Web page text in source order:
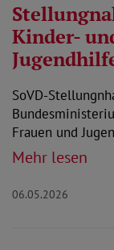
Kinder-
SoVD-
Frauen und
Mehr lesen
06.05.2026